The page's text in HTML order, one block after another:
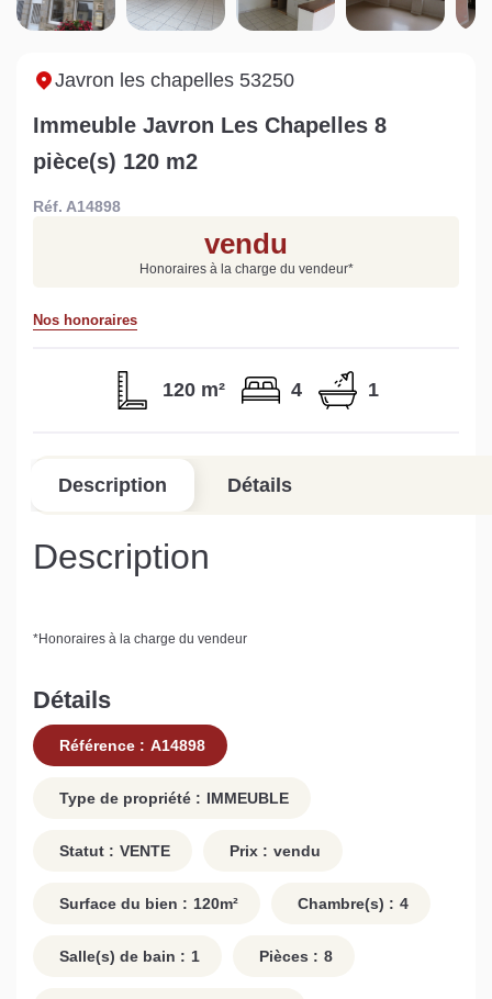
Sarthe pour booster sa
vente
quelles sont les
conséquences ?
Estimez votre bien en ligne.
en quelques clics.
Javron les chapelles 53250
Immeuble Javron Les Chapelles 8
pièce(s) 120 m2
Réf. A14898
vendu
Honoraires à la charge du vendeur*
Nos honoraires
120 m² 4 1
Description Détails
Description
*Honoraires à la charge du vendeur
Détails
Référence : A14898
Type de propriété : IMMEUBLE
Statut : VENTE Prix : vendu
Surface du bien : 120m² Chambre(s) : 4
Salle(s) de bain : 1 Pièces : 8